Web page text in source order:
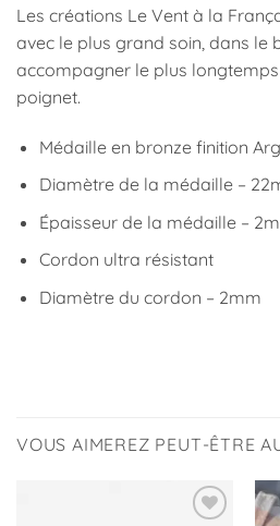
Les créations Le Vent à la
avec le plus grand soin, dans le
accompagner le plus
poignet.
Médaille en bronze finition
Diamètre de la médaille –
Épaisseur de la médaille –
Cordon ultra résistant
Diamètre du cordon – 2mm
VOUS AIMEREZ PEUT-ÊTRE